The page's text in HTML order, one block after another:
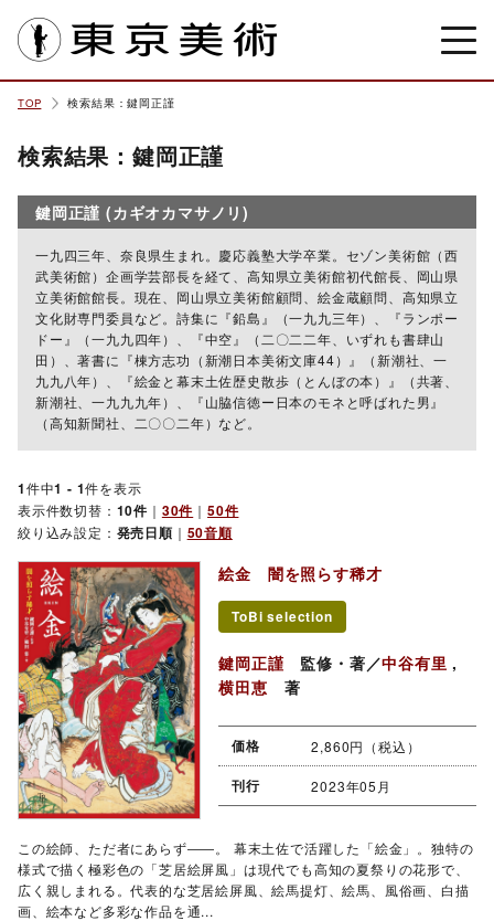
TOP 検索結果：鍵岡正謹
検索結果：鍵岡正謹
鍵岡正謹 (カギオカマサノリ)
一九四三年、奈良県生まれ。慶応義塾大学卒業。セゾン美術館（西
武美術館）企画学芸部長を経て、高知県立美術館初代館長、岡山県
立美術館館長。現在、岡山県立美術館顧問、絵金蔵顧問、高知県立
文化財専門委員など。詩集に『鉛島』（一九九三年）、『ランポー
ドー』（一九九四年）、『中空』（二〇二二年、いずれも書肆山
田）、著書に『棟方志功（新潮日本美術文庫44）』（新潮社、一
九九八年）、『絵金と幕末土佐歴史散歩（とんぼの本）』（共著、
新潮社、一九九九年）、『山脇信徳ー日本のモネと呼ばれた男』
（高知新聞社、二〇〇二年）など。
1件中1 - 1件を表示
表示件数切替： 10件 ｜ 30件 ｜50件
絞り込み設定： 発売日順 ｜ 50音順
絵金 闇を照らす稀才
ToBi selection
鍵岡正謹 監修・著／中谷有里 ,
横田恵 著
価格 2,860円（税込）
刊行 2023年05月
この絵師、ただ者にあらず――。 幕末土佐で活躍した「絵金」。独特の
様式で描く極彩色の「芝居絵屏風」は現代でも高知の夏祭りの花形で、
広く親しまれる。代表的な芝居絵屏風、絵馬提灯、絵馬、風俗画、白描
画、絵本など多彩な作品を通...